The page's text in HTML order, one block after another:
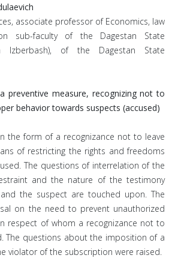
associate professor of Economics, law
sub-faculty of the Dagestan State
Izberbash), of the Dagestan State
preventive measure, recognizing not to
behavior towards suspects (accused)
the form of a recognizance not to leave
of restricting the rights and freedoms
The questions of interrelation of the
and the nature of the testimony
the suspect are touched upon. The
on the need to prevent unauthorized
respect of whom a recognizance not to
The questions about the imposition of a
violator of the subscription were raised.